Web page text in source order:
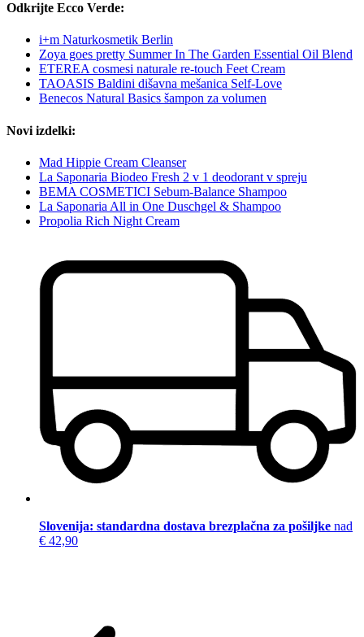
Odkrijte Ecco Verde:
i+m Naturkosmetik Berlin
Zoya goes pretty Summer In The Garden Essential Oil Blend
ETEREA cosmesi naturale re-touch Feet Cream
TAOASIS Baldini dišavna mešanica Self-Love
Benecos Natural Basics šampon za volumen
Novi izdelki:
Mad Hippie Cream Cleanser
La Saponaria Biodeo Fresh 2 v 1 deodorant v spreju
BEMA COSMETICI Sebum-Balance Shampoo
La Saponaria All in One Duschgel & Shampoo
Propolia Rich Night Cream
Slovenija: standardna dostava brezplačna za pošiljke nad
€ 42,90